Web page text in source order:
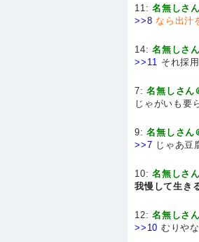
11:名無しさ
>>8 なら出汁
14:名無しさ
>>11 それ採用
7:名無しさん
じゃがいも要
9:名無しさん
>>7 じゃあ豆
10:名無しさ
我慢して生き
12:名無しさ
>>10 むりや